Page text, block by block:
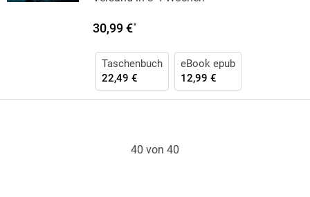
30,99 €*
Taschenbuch
22,49 €
eBook epub
12,99 €
40 von 40